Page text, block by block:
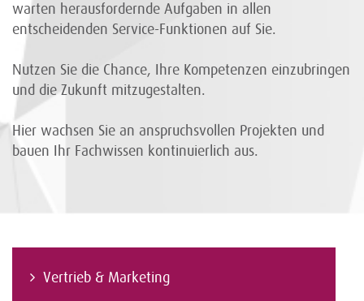
warten herausfordernde Aufgaben in allen
entscheidenden Service-Funktionen auf Sie.
Nutzen Sie die Chance, Ihre Kompetenzen einzubringen
und die Zukunft mitzugestalten.
Hier wachsen Sie an anspruchsvollen Projekten und
bauen Ihr Fachwissen kontinuierlich aus.
Vertrieb & Marketing